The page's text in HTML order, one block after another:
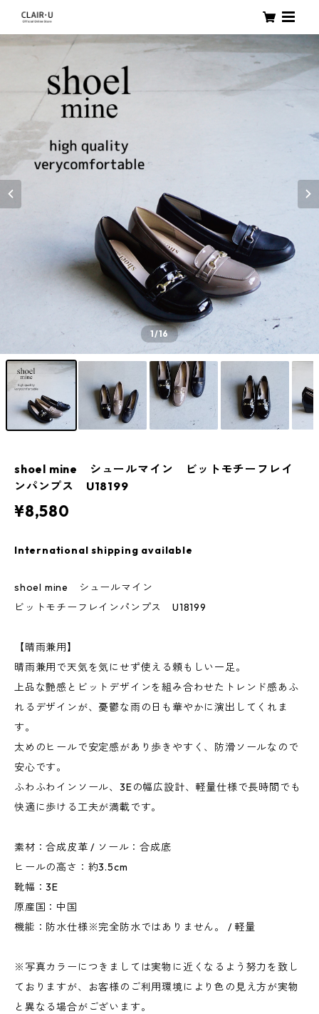
1/16
shoel mine シュールマイン ビットモチーフレイ
ンパンプス U18199
¥8,580
International shipping available
shoel mine シュールマイン
ビットモチーフレインパンプス U18199
【晴雨兼用】
晴雨兼用で天気を気にせず使える頼もしい一足。
上品な艶感とビットデザインを組み合わせたトレンド感あふ
れるデザインが、憂鬱な雨の日も華やかに演出してくれま
す。
太めのヒールで安定感があり歩きやすく、防滑ソールなので
安心です。
ふわふわインソール、3Eの幅広設計、軽量仕様で長時間でも
快適に歩ける工夫が満載です。
素材：合成皮革 / ソール：合成底
ヒールの高さ：約3.5cm
靴幅：3E
原産国：中国
機能：防水仕様※完全防水ではありません。 / 軽量
※写真カラーにつきましては実物に近くなるよう努力を致し
ておりますが、お客様のご利用環境により色の見え方が実物
と異なる場合がございます。